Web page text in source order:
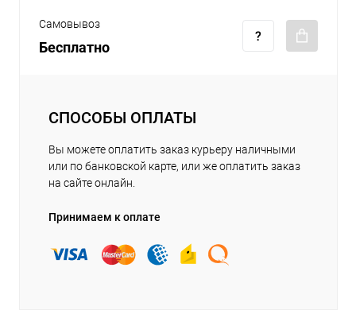
Самовывоз
Бесплатно
СПОСОБЫ ОПЛАТЫ
Вы можете оплатить заказ курьеру наличными
или по банковской карте, или же оплатить заказ
на сайте онлайн.
Принимаем к оплате